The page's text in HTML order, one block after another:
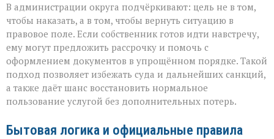
В администрации округа подчёркивают: цель не в том,
чтобы наказать, а в том, чтобы вернуть ситуацию в
правовое поле. Если собственник готов идти навстречу,
ему могут предложить рассрочку и помочь с
оформлением документов в упрощённом порядке. Такой
подход позволяет избежать суда и дальнейших санкций,
а также даёт шанс восстановить нормальное
пользование услугой без дополнительных потерь.
Бытовая логика и официальные правила